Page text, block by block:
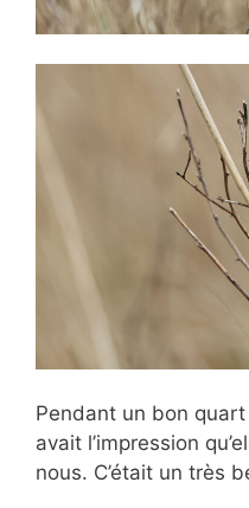
Pendant un bon quart
avait l’impression
nous. C’était un très